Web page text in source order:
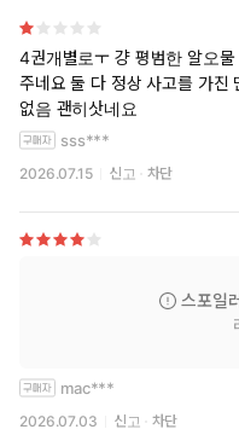
드 및 묘사가 있습니다. 구매
“하나야, 아빠가 우리 하나
에 가자마자 하나 보지에 자지
세상 돌아가는 꼴이 가관이자
세상이 미쳐 돌아간다는 말
전 인류가 미쳐 있다면 세상
전국이, 아니, 전 세계가 이상
혼자된 지 오래된 아빠 정
이제 너도 다 컸으니 섹스를
첫 경험은 오빠 하진과 하고
거절을 당한 동생 하나가 어
4권개별로ㅜ 걍 평범한 알오
주네요 둘 다 정상 사고를 가진
없음 괜히삿네요
sss***
2026.07.15 신고 차단
스포일
mac***
2026.07.03 신고 차단